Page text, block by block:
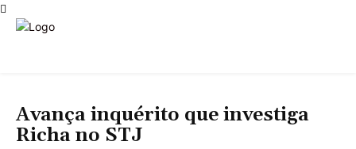
Avança inquérito que investiga
Richa no STJ